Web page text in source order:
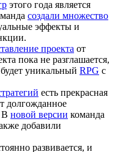
этого года является
создали множество
эффекты и
проекта от
пока не разглашается,
уникальный RPG с
есть прекрасная
долгожданное
В новой версии команда
добавили
развивается, и